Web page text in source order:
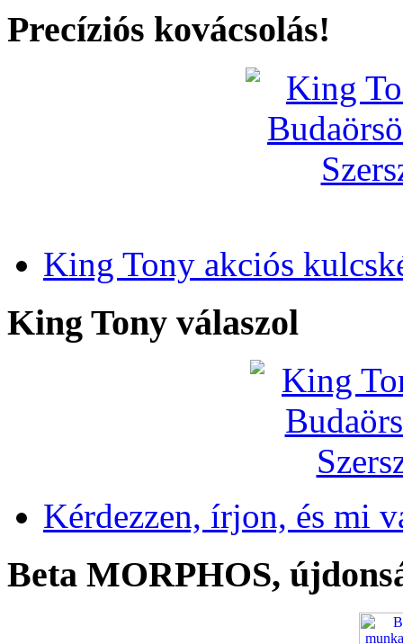
Precíziós kovácsolás!
King Tony akciós
King Tony válaszol
Kérdezzen, írjon, és mi
Beta MORPHOS,